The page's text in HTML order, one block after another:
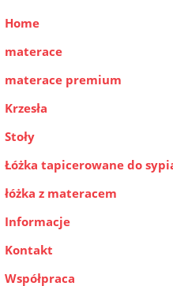
Home
materace
materace premium
Krzesła
Stoły
Łóżka tapicerowane do
łóżka z materacem
Informacje
Kontakt
Współpraca